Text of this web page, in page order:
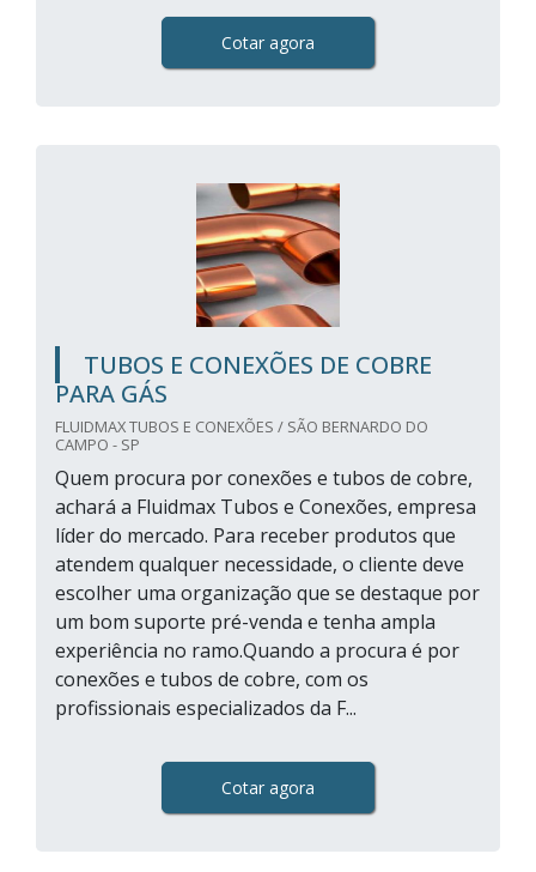
Cotar agora
TUBOS E CONEXÕES DE COBRE
PARA GÁS
FLUIDMAX TUBOS E CONEXÕES / SÃO BERNARDO DO
CAMPO - SP
Quem procura por conexões e tubos de cobre,
achará a Fluidmax Tubos e Conexões, empresa
líder do mercado. Para receber produtos que
atendem qualquer necessidade, o cliente deve
escolher uma organização que se destaque por
um bom suporte pré-venda e tenha ampla
experiência no ramo.Quando a procura é por
conexões e tubos de cobre, com os
profissionais especializados da F...
Cotar agora